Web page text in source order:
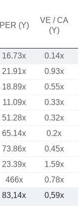
PER (Y)
VE / CA
(Y)
16.73x
0.14x
21.91x
0.93x
18.89x 0.55x
11.09x
0.33x
51.28x 0.32x
65.14x
0.2x
73.86x 0.45x
23.39x
1.59x
466x 0.78x
83,14x 0,59x